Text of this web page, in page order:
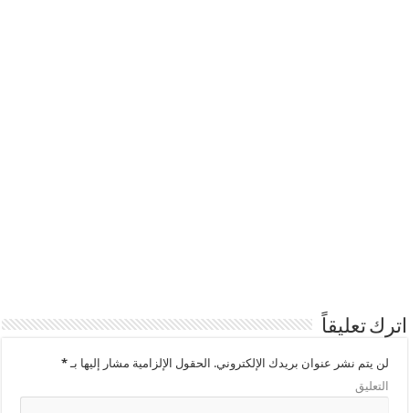
اترك تعليقاً
لن يتم نشر عنوان بريدك الإلكتروني. الحقول الإلزامية مشار إليها بـ*
التعليق